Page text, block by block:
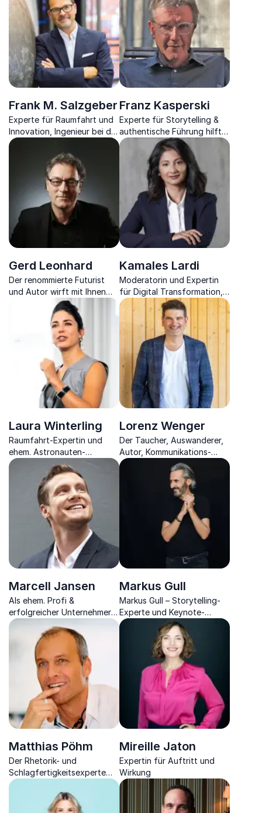
erfolgsversprechend
Frank M. Salzgeber
Experte für Raumfahrt und
Innovation, Ingenieur bei der
ESA & Start-up-Gründer
Franz Kasperski
Experte für Storytelling &
authentische Führung hilft
Ihnen als Unternehmen, Ihre
persönliche Geschichte zu
erzählen
Gerd Leonhard
Der renommierte Futurist
und Autor wirft mit Ihnen
einen kritischen Blick in die
Zukunft und zeigt Ihre
Chancen auf
Kamales Lardi
Moderatorin und Expertin
für Digital Transformation,
klärt Sie über die
Verknüpfungen in der
modernen Welt auf
Laura Winterling
Raumfahrt-Expertin und
ehem. Astronauten-
Ausbilderin bei der ESA,
Physikerin, Unternehmerin
Lorenz Wenger
Der Taucher, Auswanderer,
Autor, Kommunikations-
Experte und Vortragsredner
spricht über Zukunftsmut,
Veränderung und
Kommunikation
Marcell Jansen
Als ehem. Profi &
erfolgreicher Unternehmer
thematisiert er
unternehmerische und
sportliche Aspekte seines
Werdegangs
Markus Gull
Markus Gull – Storytelling-
Experte und Keynote-
Speaker: Die Kraft der
Geschichten für
Unternehmen und
Führungskräfte
Matthias Pöhm
Der Rhetorik- und
Schlagfertigkeitsexperte
hilft Ihnen, immer die
passenden Wörter zu finden
- in jeder Situation
Mireille Jaton
Expertin für Auftritt und
Wirkung